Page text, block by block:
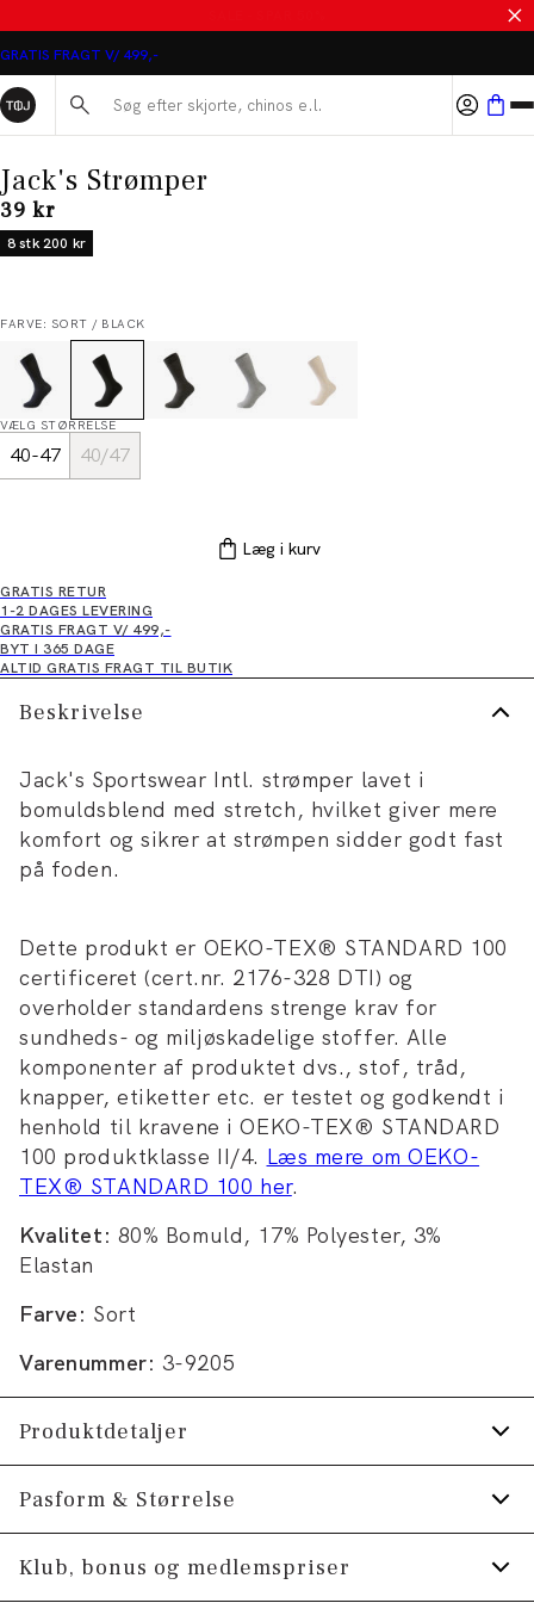
GRATIS FRAGT V/ 499,-
Søg her...
Jack's Strømper
I alt (inkl. rabat)
39 kr
8 stk 200 kr
FARVE: SORT / BLACK
VÆLG STØRRELSE
40-47 40/47
Læg i kurv
GRATIS RETUR
1-2 DAGES LEVERING
GRATIS FRAGT V/ 499,-
BYT I 365 DAGE
ALTID GRATIS FRAGT TIL BUTIK
Beskrivelse
Jack's Sportswear Intl. strømper lavet i
bomuldsblend med stretch, hvilket giver mere
komfort og sikrer at strømpen sidder godt fast
på foden.
Dette produkt er OEKO-TEX® STANDARD 100
certificeret (cert.nr. 2176-328 DTI) og
overholder standardens strenge krav for
sundheds- og miljøskadelige stoffer. Alle
komponenter af produktet dvs., stof, tråd,
knapper, etiketter etc. er testet og godkendt i
henhold til kravene i OEKO-TEX® STANDARD
100 produktklasse II/4. Læs mere om OEKO-
TEX® STANDARD 100 her.
Kvalitet: 80% Bomuld, 17% Polyester, 3%
Elastan
Farve: Sort
Varenummer: 3-9205
Produktdetaljer
Fremstillet i bomuldsblend med stretch for
ekstra komfort.
Findes i én størrelse.
Pasform & Størrelse
Størrelsesguide
Klub, bonus og medlemspriser